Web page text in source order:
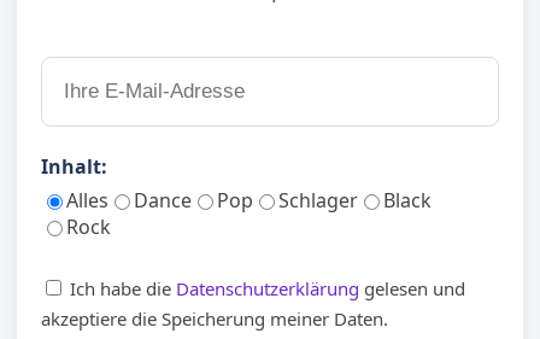
Inhalt:
Alles
Dance Pop Schlager
Black
Rock
Ich habe die Datenschutzerklärung gelesen und
akzeptiere die Speicherung meiner Daten.